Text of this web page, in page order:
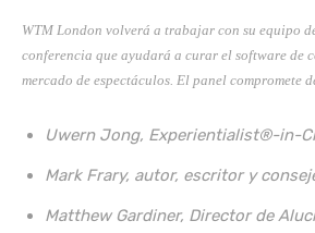
WTM London volverá a trabajar con su equipo
conferencia que ayudará a curar el software de
mercado de espectáculos. El panel compromete
Uwern Jong, Experientialist®-in-
Mark Frary, autor, escritor y
Matthew Gardiner, Director de